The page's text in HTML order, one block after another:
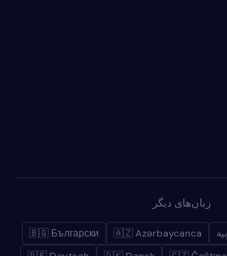
زبان‌های دیگر
🇦🇿 Azərbaycanca
🇧🇬 Български